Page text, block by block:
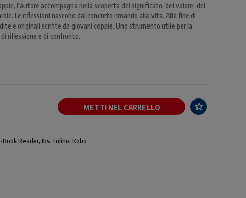
l'autore accompagna nella scoperta del significato, del valore, del
Le riflessioni nascono dal concreto rimando alla vita. Alla fine di
e originali scritte da giovani coppie. Uno strumento utile per la
riflessione e di confronto.
METTI NEL CARRELLO
Book Reader, Ibs Tolino, Kobo